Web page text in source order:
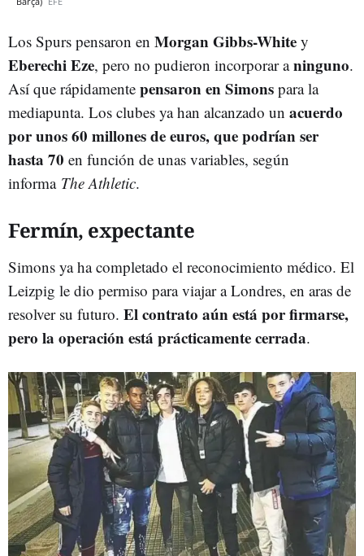
Los Spurs pensaron en Morgan Gibbs-White y
Eberechi Eze, pero no pudieron incorporar aninguno.
Así que rápidamente pensaron en Simons para la
mediapunta. Los clubes ya han alcanzado un acuerdo
por unos 60 millones de euros, que podrían ser
hasta 70 en función de unas variables, según
informa The Athletic.
Fermín, expectante
Simons ya ha completado el reconocimiento médico. El
Leizpig le dio permiso para viajar a Londres, en aras de
resolver su futuro. El contrato aún está por firmarse,
pero la operación está prácticamente cerrada.